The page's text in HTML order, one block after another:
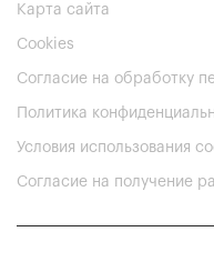
Карта сайта
Cookies
Согласие на обработку
Политика
Условия использования
Согласие на получение